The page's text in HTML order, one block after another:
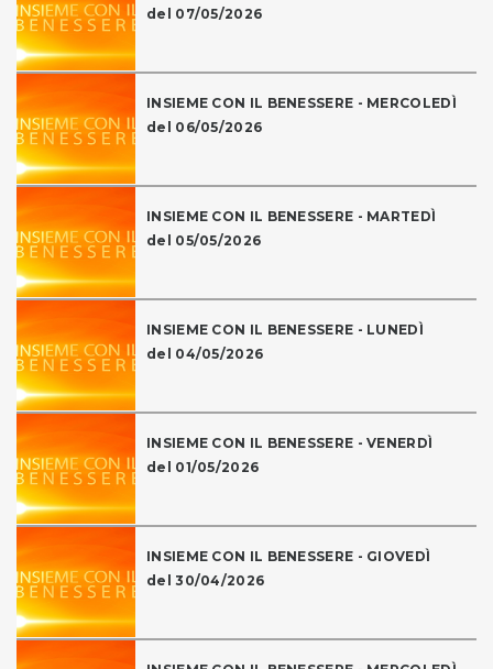
del 07/05/2026
INSIEME CON IL BENESSERE - MERCOLEDÌ
del 06/05/2026
INSIEME CON IL BENESSERE - MARTEDÌ
del 05/05/2026
INSIEME CON IL BENESSERE - LUNEDÌ
del 04/05/2026
INSIEME CON IL BENESSERE - VENERDÌ
del 01/05/2026
INSIEME CON IL BENESSERE - GIOVEDÌ
del 30/04/2026